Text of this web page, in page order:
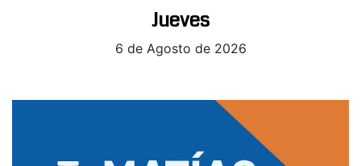
Jueves
6 de Agosto de 2026